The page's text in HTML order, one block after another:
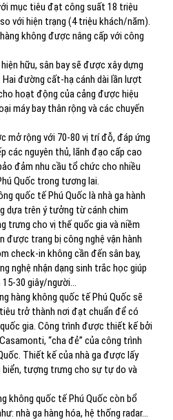
mục tiêu đạt công suất 18 triệu
với hiện trạng (4 triệu khách/năm).
không được nâng cấp với công
hữu, sân bay sẽ được xây dựng
đường cất-hạ cánh dài lần lượt
hoạt động của cảng được hiệu
máy bay thân rộng và các chuyến
mở rộng với 70-80 vị trí đỗ, đáp ứng
các nguyên thủ, lãnh đạo cấp cao
đảm nhu cầu tổ chức cho nhiều
Quốc trong tương lai.
quốc tế Phú Quốc là nhà ga hành
dựa trên ý tưởng từ cánh chim
trưng cho vị thế quốc gia và niềm
được trang bị công nghệ vận hành
check-in không cần đến sân bay,
nghệ nhận dạng sinh trắc học giúp
15-30 giây/người…
hàng không quốc tế Phú Quốc sẽ
trở thành nơi đạt chuẩn để có
gia. Công trình được thiết kế bởi
“cha đẻ” của công trình
Thiết kế của nhà ga được lấy
tượng trưng cho sự tự do và
không quốc tế Phú Quốc còn bổ
nhà ga hàng hóa, hệ thống radar…